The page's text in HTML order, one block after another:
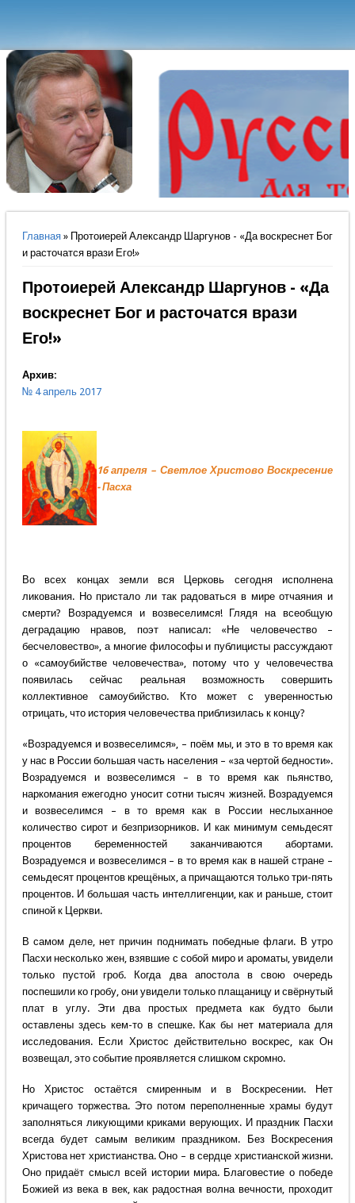
Вы здесь
Главная» Протоиерей Александр Шаргунов - «Да воскреснет Бог
и расточатся врази Его!»
Протоиерей Александр Шаргунов - «Да
воскреснет Бог и расточатся врази
Его!»
Архив:
№ 4 апрель 2017
16 апреля – Светлое Христово Воскресение
- Пасха
Во всех концах земли вся Церковь сегодня исполнена
ликования. Но пристало ли так радоваться в мире отчаяния и
смерти? Возрадуемся и возвеселимся! Глядя на всеобщую
деградацию нравов, поэт написал: «Не человечество –
бесчеловество», а многие философы и публицисты рассуждают
о «самоубийстве человечества», потому что у человечества
появилась сейчас реальная возможность совершить
коллективное самоубийство. Кто может с уверенностью
отрицать, что история человечества приблизилась к концу?
«Возрадуемся и возвеселимся», – поём мы, и это в то время как
у нас в России большая часть населения – «за чертой бедности».
Возрадуемся и возвеселимся – в то время как пьянство,
наркомания ежегодно уносит сотни тысяч жизней. Возрадуемся
и возвеселимся – в то время как в России неслыханное
количество сирот и безпризорников. И как минимум семьдесят
процентов беременностей заканчиваются абортами.
Возрадуемся и возвеселимся – в то время как в нашей стране –
семьдесят процентов крещёных, а причащаются только три-пять
процентов. И большая часть интеллигенции, как и раньше, стоит
спиной к Церкви.
В самом деле, нет причин поднимать победные флаги. В утро
Пасхи несколько жен, взявшие с собой миро и ароматы, увидели
только пустой гроб. Когда два апостола в свою очередь
поспешили ко гробу, они увидели только плащаницу и свёрнутый
плат в углу. Эти два простых предмета как будто были
оставлены здесь кем-то в спешке. Как бы нет материала для
исследования. Если Христос действительно воскрес, как Он
возвещал, это событие проявляется слишком скромно.
Но Христос остаётся смиренным и в Воскресении. Нет
кричащего торжества. Это потом переполненные храмы будут
заполняться ликующими криками верующих. И праздник Пасхи
всегда будет самым великим праздником. Без Воскресения
Христова нет христианства. Оно – в сердце христианской жизни.
Оно придаёт смысл всей истории мира. Благовестие о победе
Божией из века в век, как радостная волна вечности, проходит